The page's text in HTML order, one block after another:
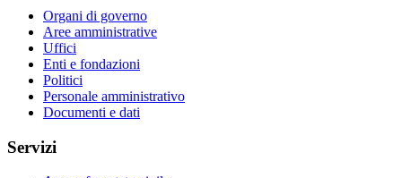
Organi di governo
Aree amministrative
Uffici
Enti e fondazioni
Politici
Personale amministrativo
Documenti e dati
Servizi